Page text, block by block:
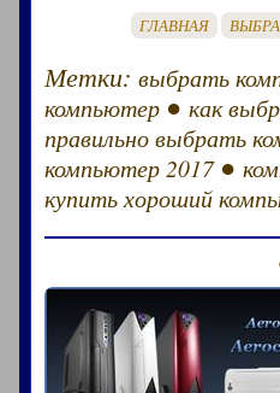
ГЛАВНАЯ
Метки:выбрать
компьютер ●как
правильно выбрать
компьютер 2017 ●
купить хороший